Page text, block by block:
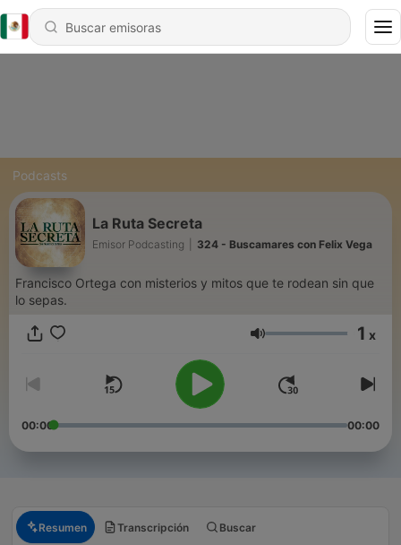
Podcasts
La Ruta Secreta
Emisor Podcasting 324 - Buscamares con Felix Vega
Francisco Ortega con misterios y mitos que te rodean sin que
lo sepas.
Volumen 1 x
00:00 00:00
Resumen Transcripción Buscar